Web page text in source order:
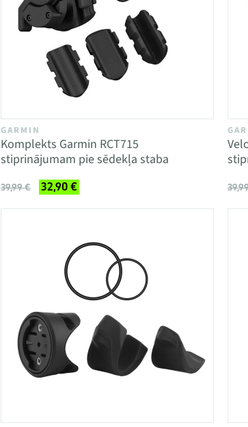
GARMIN
Komplekts Garmin RCT715
stiprinājumam pie sēdekļa staba
39,99 € 32,90 €